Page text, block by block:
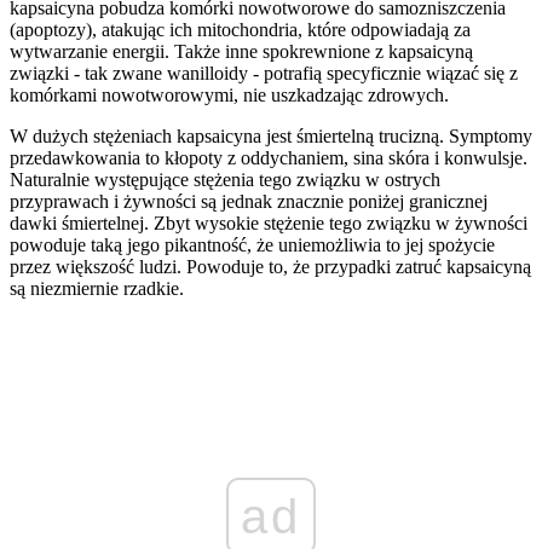
kapsaicyna pobudza komórki nowotworowe do samozniszczenia
(apoptozy), atakując ich mitochondria, które odpowiadają za
wytwarzanie energii. Także inne spokrewnione z kapsaicyną
związki - tak zwane wanilloidy - potrafią specyficznie wiązać się z
komórkami nowotworowymi, nie uszkadzając zdrowych.
W dużych stężeniach kapsaicyna jest śmiertelną trucizną. Symptomy
przedawkowania to kłopoty z oddychaniem, sina skóra i konwulsje.
Naturalnie występujące stężenia tego związku w ostrych
przyprawach i żywności są jednak znacznie poniżej granicznej
dawki śmiertelnej. Zbyt wysokie stężenie tego związku w żywności
powoduje taką jego pikantność, że uniemożliwia to jej spożycie
przez większość ludzi. Powoduje to, że przypadki zatruć kapsaicyną
są niezmiernie rzadkie.
ad